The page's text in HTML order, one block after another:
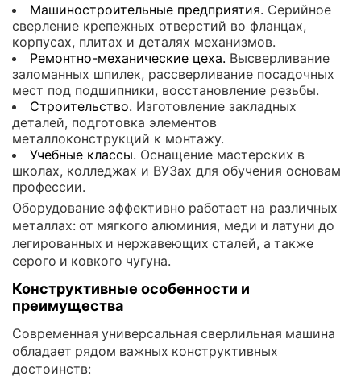
Машиностроительные предприятия. Серийное
сверление крепежных отверстий во фланцах,
корпусах, плитах и деталях механизмов.
Ремонтно-механические цеха. Высверливание
заломанных шпилек, рассверливание посадочных
мест под подшипники, восстановление резьбы.
Строительство. Изготовление закладных
деталей, подготовка элементов
металлоконструкций к монтажу.
Учебные классы. Оснащение мастерских в
школах, колледжах и ВУЗах для обучения основам
профессии.
Оборудование эффективно работает на различных
металлах: от мягкого алюминия, меди и латуни до
легированных и нержавеющих сталей, а также
серого и ковкого чугуна.
Конструктивные особенности и
преимущества
Современная универсальная сверлильная машина
обладает рядом важных конструктивных
достоинств: